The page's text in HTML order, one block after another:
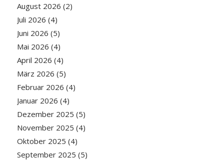
August 2026 (2)
Juli 2026 (4)
Juni 2026 (5)
Mai 2026 (4)
April 2026 (4)
März 2026 (5)
Februar 2026 (4)
Januar 2026 (4)
Dezember 2025 (5)
November 2025 (4)
Oktober 2025 (4)
September 2025 (5)